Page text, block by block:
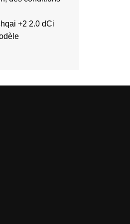
+2 2.0 dCi